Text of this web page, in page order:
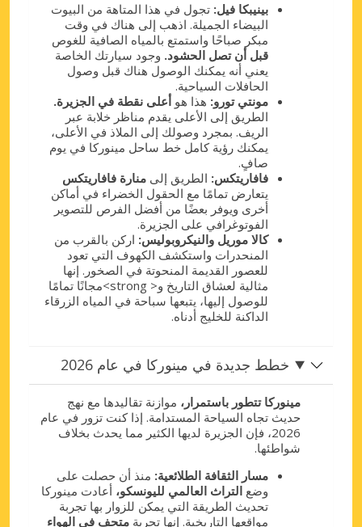
بينيبكا فيل: تجول في هذا المتاهة من البيوت
البيضاء الجميلة. اذهب إلى هناك في وقت
مبكر صباحًا واستمتع بالمياه الصافية للغوص
قبل أن تصل الحشود. وجود سيارتك الخاصة
يعني أنه يمكنك الوصول هناك قبل وصول
الحافلات السياحية.
مونتي تورو: هذا هو أعلى نقطة في الجزيرة.
الطريق إلى الأعلى يقدم مناظر خلابة عبر
الريف. بمجرد وصولك إلى الملاذ في الأعلى،
يمكنك رؤية كامل خط ساحل مينوركا في يوم
صافٍ.
فافاريتكس: الطريق إلى منارة فافاريتكس
يتعارض تمامًا مع الحقول الخضراء في أماكن
أخرى ويوفر بعضًا من أفضل الفرص للتصوير
الفوتوغرافي على الجزيرة.
كالا موريل والنيكروبوليس: اركن بالقرب من
المنحدرات واستكشف الكهوف التي تعود
للعصور القديمة المنحوتة في الصخور. إنها
مثالية لعشاق التاريخ و< strong>مجانًا تمامًا
للوصول إليها، يتبعها سباحة في المياه الزرقاء
الداكنة للخليج أدناه.
خطط جديدة في مينوركا في عام 2026
مينوركا تتطور باستمرار، موازنة تقاليدها مع نهج
حديث تجاه السياحة المستدامة. إذا كنت تزور في عام
2026، فإن الجزيرة لديها الكثير مما يحدث بخلاف
شواطئها.
مسار الثقافة الطلائعية: منذ أن حصلت على
وضع التراث العالمي لليونسكو، أعادت مينوركا
تحديث الطريقة التي يمكن للزوار بها تجربة
مواقعها التاريخية. إنها تجربة متحف في الهواء